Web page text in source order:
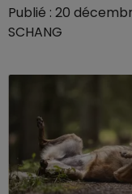
Publié : 20
SCHANG